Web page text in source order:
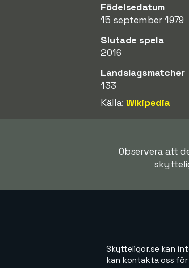
Födelsedatum
15 september 1979
Slutade spela
2016
Landslagsmatcher
133
Källa:Wikipedia
Observera att
Skytteligor.se kan
kan kontakta oss för